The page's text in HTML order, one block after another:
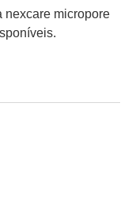
nexcare micropore